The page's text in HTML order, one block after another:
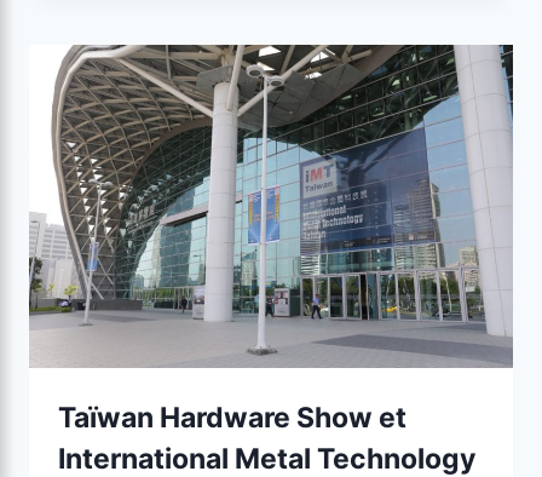
Taïwan Hardware Show et
International Metal Technology